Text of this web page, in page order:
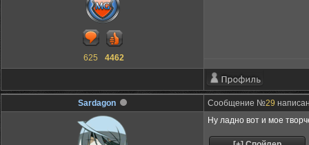
625 4462
Sardagon Сообщение №29
Ну ладно вот и мое